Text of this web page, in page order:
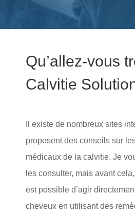
Qu’allez-vous
Calvitie
Il existe de nombreux sites
proposent des conseils sur
médicaux de la calvitie. Je
les consulter, mais avant
est possible d’agir
cheveux en utilisant des